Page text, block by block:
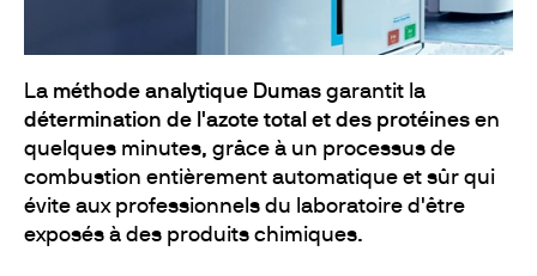
La méthode analytique Dumas garantit la
détermination de l'azote total et des protéines en
quelques minutes, grâce à un processus de
combustion entièrement automatique et sûr qui
évite aux professionnels du laboratoire d'être
exposés à des produits chimiques.